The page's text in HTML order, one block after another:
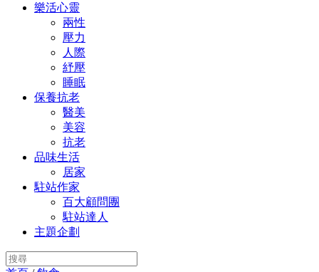
樂活心靈
兩性
壓力
人際
紓壓
睡眠
保養抗老
醫美
美容
抗老
品味生活
居家
駐站作家
百大顧問團
駐站達人
主題企劃